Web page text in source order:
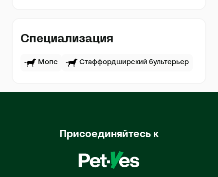
Специализация
Мопс Стаффордширский бультерьер
Присоединяйтесь к